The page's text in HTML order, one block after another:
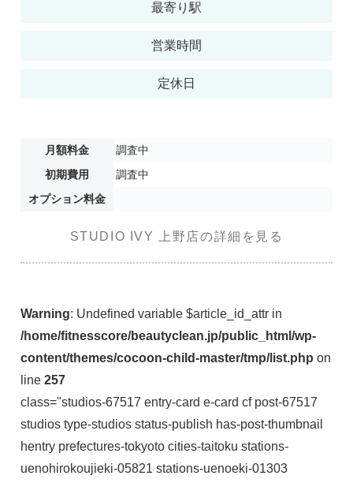
最寄り駅
営業時間
定休日
月額料金
調査中
初期費用
調査中
オプション料金
STUDIO IVY 上野店の詳細を見る
Warning: Undefined variable $article_id_attr in
/home/fitnesscore/beautyclean.jp/public_html/wp-
content/themes/cocoon-child-master/tmp/list.php on
line 257
class="studios-67517 entry-card e-card cf post-67517
studios type-studios status-publish has-post-thumbnail
hentry prefectures-tokyoto cities-taitoku stations-
uenohirokoujieki-05821 stations-uenoeki-01303